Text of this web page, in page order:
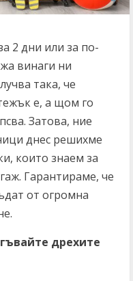
2 дни или за по-
винаги ни
така, че
е, а щом го
Затова, ние
днес решихме
които знаем за
Гарантираме, че
от огромна
дрехите